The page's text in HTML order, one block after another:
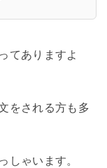
てありますよ
をされる方も多
しゃいます。